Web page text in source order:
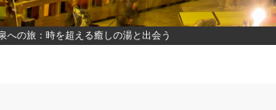
への旅：時を超える癒しの湯と出会う